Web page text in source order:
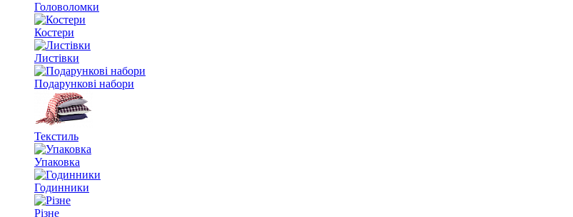
Головоломки
Костери
Листівки
Подарункові набори
Текстиль
Упаковка
Годинники
Різне